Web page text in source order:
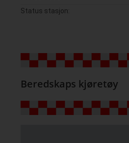
Status stasjon:
Beredskaps kjøretøy